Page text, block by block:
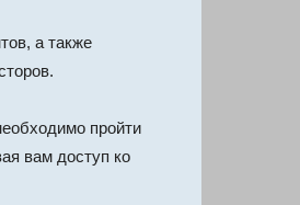
а также
пройти
вам доступ ко